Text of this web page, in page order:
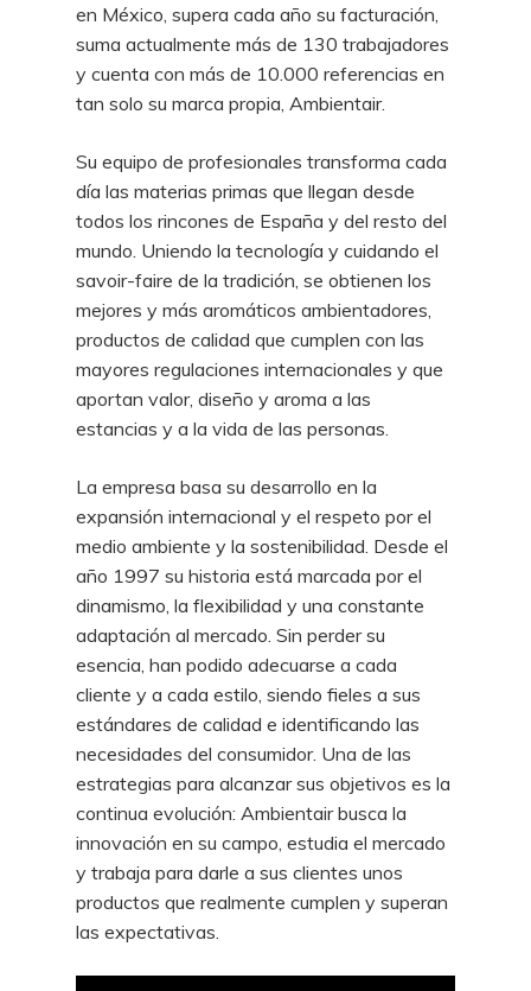
en México, supera cada año su facturación,
suma actualmente más de 130 trabajadores
y cuenta con más de 10.000 referencias en
tan solo su marca propia, Ambientair.
Su equipo de profesionales transforma cada
día las materias primas que llegan desde
todos los rincones de España y del resto del
mundo. Uniendo la tecnología y cuidando el
savoir-faire de la tradición, se obtienen los
mejores y más aromáticos ambientadores,
productos de calidad que cumplen con las
mayores regulaciones internacionales y que
aportan valor, diseño y aroma a las
estancias y a la vida de las personas.
La empresa basa su desarrollo en la
expansión internacional y el respeto por el
medio ambiente y la sostenibilidad. Desde el
año 1997 su historia está marcada por el
dinamismo, la flexibilidad y una constante
adaptación al mercado. Sin perder su
esencia, han podido adecuarse a cada
cliente y a cada estilo, siendo fieles a sus
estándares de calidad e identificando las
necesidades del consumidor. Una de las
estrategias para alcanzar sus objetivos es la
continua evolución: Ambientair busca la
innovación en su campo, estudia el mercado
y trabaja para darle a sus clientes unos
productos que realmente cumplen y superan
las expectativas.